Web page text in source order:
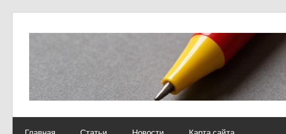
юридический